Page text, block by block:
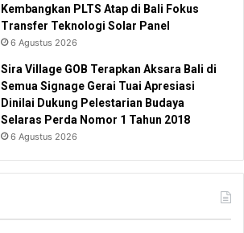
Kembangkan PLTS Atap di Bali Fokus
Transfer Teknologi Solar Panel
6 Agustus 2026
Sira Village GOB Terapkan Aksara Bali di
Semua Signage Gerai Tuai Apresiasi
Dinilai Dukung Pelestarian Budaya
Selaras Perda Nomor 1 Tahun 2018
6 Agustus 2026